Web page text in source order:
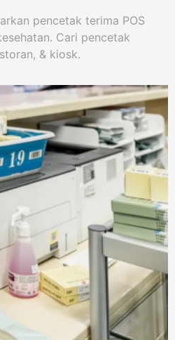
pencetak terima POS
Cari pencetak
& kiosk.